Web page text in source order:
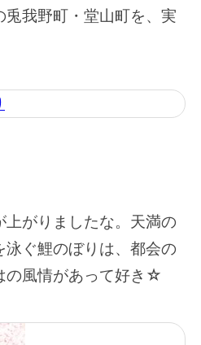
兎我野町・堂山町を、実
上がりましたな。天満の
泳ぐ鯉のぼりは、都会の
の風情があって好き☆